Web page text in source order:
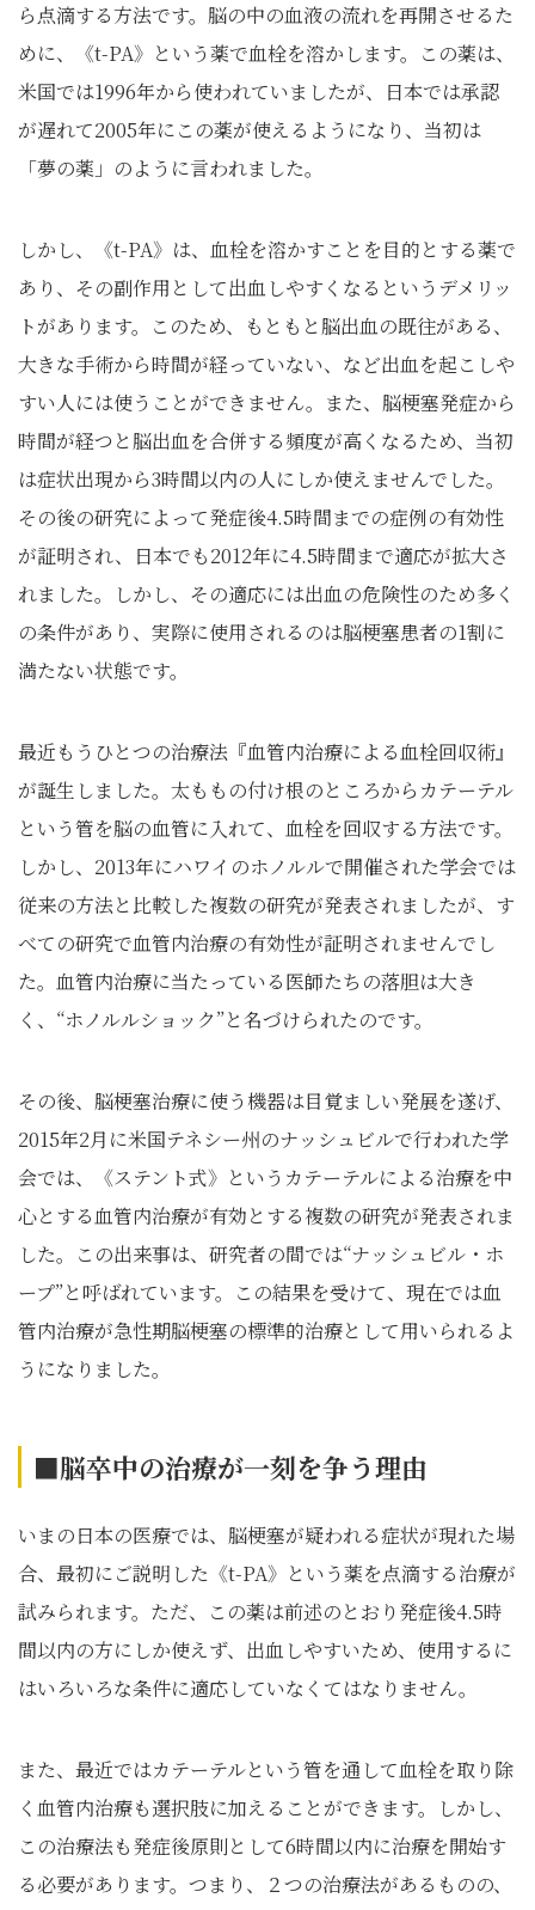
ら点滴する方法です。脳の中の血液の流れを再開させるた
めに、《t-PA》という薬で血栓を溶かします。この薬は、
米国では1996年から使われていましたが、日本では承認
が遅れて2005年にこの薬が使えるようになり、当初は
「夢の薬」のように言われました。
しかし、《t-PA》は、血栓を溶かすことを目的とする薬で
あり、その副作用として出血しやすくなるというデメリッ
トがあります。このため、もともと脳出血の既往がある、
大きな手術から時間が経っていない、など出血を起こしや
すい人には使うことができません。また、脳梗塞発症から
時間が経つと脳出血を合併する頻度が高くなるため、当初
は症状出現から3時間以内の人にしか使えませんでした。
その後の研究によって発症後4.5時間までの症例の有効性
が証明され、日本でも2012年に4.5時間まで適応が拡大さ
れました。しかし、その適応には出血の危険性のため多く
の条件があり、実際に使用されるのは脳梗塞患者の1割に
満たない状態です。
最近もうひとつの治療法『血管内治療による血栓回収術』
が誕生しました。太ももの付け根のところからカテーテル
という管を脳の血管に入れて、血栓を回収する方法です。
しかし、2013年にハワイのホノルルで開催された学会では
従来の方法と比較した複数の研究が発表されましたが、す
べての研究で血管内治療の有効性が証明されませんでし
た。血管内治療に当たっている医師たちの落胆は大き
く、“ホノルルショック”と名づけられたのです。
その後、脳梗塞治療に使う機器は目覚ましい発展を遂げ、
2015年2月に米国テネシー州のナッシュビルで行われた学
会では、《ステント式》というカテーテルによる治療を中
心とする血管内治療が有効とする複数の研究が発表されま
した。この出来事は、研究者の間では“ナッシュビル・ホ
ープ”と呼ばれています。この結果を受けて、現在では血
管内治療が急性期脳梗塞の標準的治療として用いられるよ
うになりました。
■脳卒中の治療が一刻を争う理由
いまの日本の医療では、脳梗塞が疑われる症状が現れた場
合、最初にご説明した《t-PA》という薬を点滴する治療が
試みられます。ただ、この薬は前述のとおり発症後4.5時
間以内の方にしか使えず、出血しやすいため、使用するに
はいろいろな条件に適応していなくてはなりません。
また、最近ではカテーテルという管を通して血栓を取り除
く血管内治療も選択肢に加えることができます。しかし、
この治療法も発症後原則として6時間以内に治療を開始す
る必要があります。つまり、２つの治療法があるものの、